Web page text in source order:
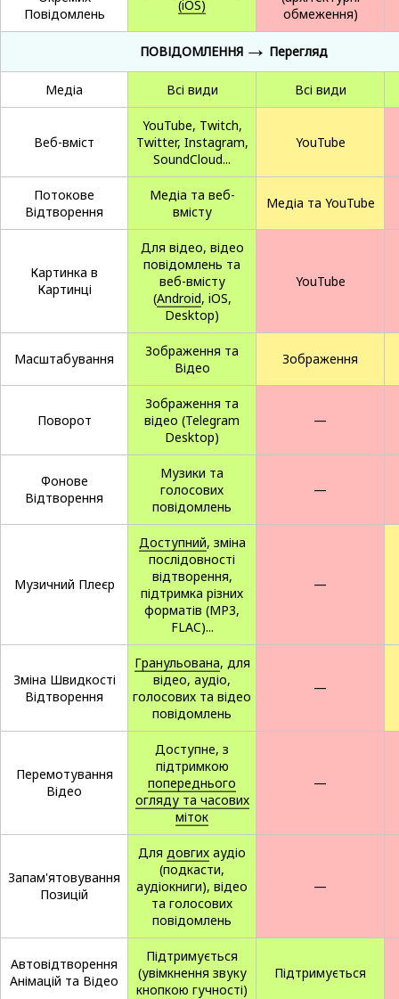
Повідомлень
(iOS)
обмеження)
ПОВІДОМЛЕННЯ → Перегляд
Медіа Всі види Всі види
Веб-вміст
YouTube, Twitch,
Twitter, Instagram,
SoundCloud...
YouTube
Потокове
Відтворення
Медіа та веб-
вмісту
Медіа та YouTube
Картинка в
Картинці
Для відео, відео
повідомлень та
веб-вмісту
(Android, iOS,
Desktop)
YouTube
Масштабування
Зображення та
Відео
Зображення
Поворот
Зображення та
відео (Telegram
Desktop)
—
Фонове
Відтворення
Музики та
голосових
повідомлень
—
Музичний Плеєр
Доступний, зміна
послідовності
відтворення,
підтримка різних
форматів (MP3,
FLAC)...
—
Зміна Швидкості
Відтворення
Гранульована, для
відео, аудіо,
голосових та відео
повідомлень
—
Перемотування
Відео
Доступне, з
підтримкою
попереднього
огляду та часових
міток
—
Запам'ятовування
Позицій
Для довгих аудіо
(подкасти,
аудіокниги), відео
та голосових
повідомлень
—
Автовідтворення
Анімацій та Відео
Підтримується
(увімкнення звуку
кнопкою гучності)
Підтримується